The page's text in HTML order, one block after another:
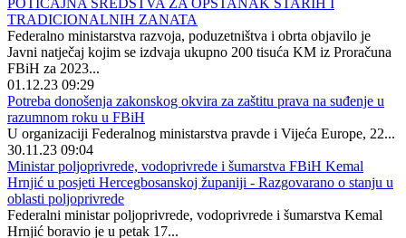
POTICAJNA SREDSTVA ZA OPSTANAK STARIH I
TRADICIONALNIH ZANATA
Federalno ministarstva razvoja, poduzetništva i obrta objavilo je
Javni natječaj kojim se izdvaja ukupno 200 tisuća KM iz Proračuna
FBiH za 2023...
01.12.23 09:29
Potreba donošenja zakonskog okvira za zaštitu prava na suđenje u
razumnom roku u FBiH
U organizaciji Federalnog ministarstva pravde i Vijeća Europe, 22...
30.11.23 09:04
Ministar poljoprivrede, vodoprivrede i šumarstva FBiH Kemal
Hrnjić u posjeti Hercegbosanskoj županiji - Razgovarano o stanju u
oblasti poljoprivrede
Federalni ministar poljoprivrede, vodoprivrede i šumarstva Kemal
Hrnjić boravio je u petak 17...